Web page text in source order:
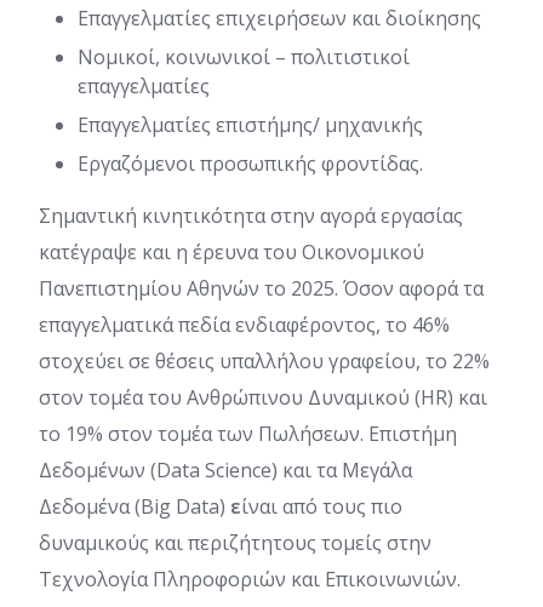
Επαγγελματίες επιχειρήσεων και διοίκησης
Νομικοί, κοινωνικοί – πολιτιστικοί
επαγγελματίες
Επαγγελματίες επιστήμης/ μηχανικής
Εργαζόμενοι προσωπικής φροντίδας.
Σημαντική κινητικότητα στην αγορά εργασίας
κατέγραψε και η έρευνα του Οικονομικού
Πανεπιστημίου Αθηνών το 2025. Όσον αφορά τα
επαγγελματικά πεδία ενδιαφέροντος, το 46%
στοχεύει σε θέσεις υπαλλήλου γραφείου, το 22%
στον τομέα του Ανθρώπινου Δυναμικού (HR) και
το 19% στον τομέα των Πωλήσεων. Επιστήμη
Δεδομένων (Data Science) και τα Μεγάλα
Δεδομένα (Big Data) είναι από τους πιο
δυναμικούς και περιζήτητους τομείς στην
Τεχνολογία Πληροφοριών και Επικοινωνιών.